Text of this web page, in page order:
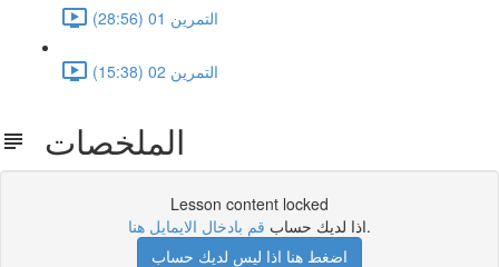
التمرين 01 (28:56)
التمرين 02 (15:38)
الملخصات
Lesson content locked
اذا لديك حساب قم بادخال الايمايل هنا
.
اضغط هنا اذا ليس لديك حساب